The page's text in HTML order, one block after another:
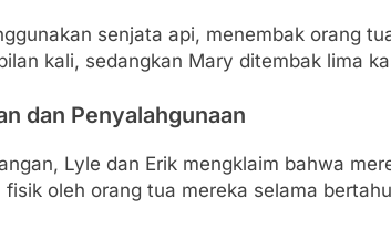
senjata api, menembak orang
kali, sedangkan Mary ditembak lima
dan Penyalahgunaan
Lyle dan Erik mengklaim bahwa
fisik oleh orang tua mereka selama